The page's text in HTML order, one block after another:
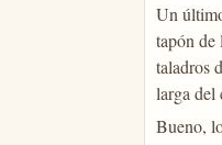
Un
tapón de
taladros
larga del
Bueno,